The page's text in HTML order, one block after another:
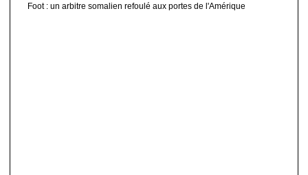
Foot : un arbitre somalien refoulé aux portes de l'Amérique